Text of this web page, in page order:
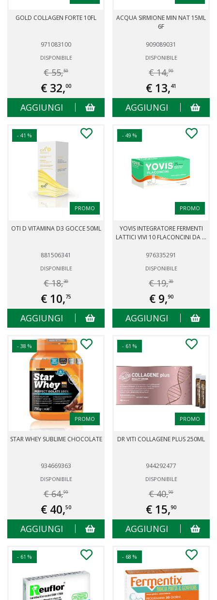
GOLD COLLAGEN FORTE 10FL
971083100
DISPONIBILE
€ 55,50
€ 32,00
AGGIUNGI
ACQUA SIRMIONE MIN NAT 15ML
6F
909089031
DISPONIBILE
€ 14,90
€ 13,41
AGGIUNGI
- 41 %
PROMO
OTI D VITAMINA D3 GOCCE 50ML
881506341
DISPONIBILE
€ 18,30
€ 10,75
AGGIUNGI
- 49 %
PROMO
YOVIS INTEGRATORE FERMENTI
LATTICI VIVI 10 FLACONCINI DA ...
976335291
DISPONIBILE
€ 19,30
€ 9,90
AGGIUNGI
- 38 %
PROMO
STAR WHEY SUBLIME CHOCOLATE
934669363
DISPONIBILE
€ 64,99
€ 40,50
AGGIUNGI
- 61 %
PROMO
DR VITI COLLAGENE PLUS 250ML
944292477
DISPONIBILE
€ 40,90
€ 15,90
AGGIUNGI
- 61 % - 68 %